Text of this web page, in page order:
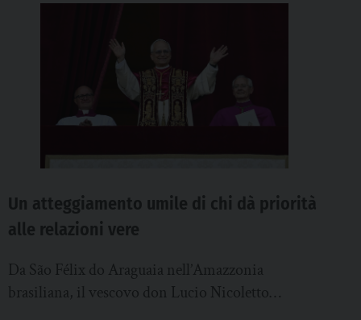
Un atteggiamento umile di chi dà priorità
alle relazioni vere
Da São Félix do Araguaia nell’Amazzonia
brasiliana, il vescovo don Lucio Nicoletto